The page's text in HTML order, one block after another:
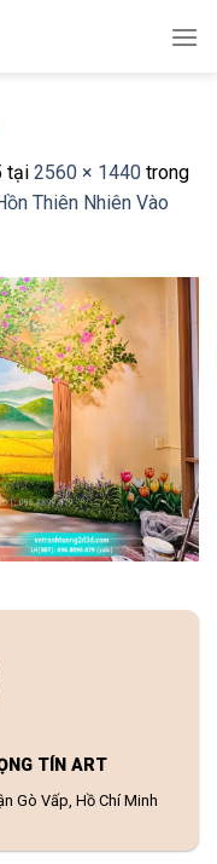
tại 2560 × 1440 trong
Thiên Nhiên Vào
TÍN ART
Gò Vấp, Hồ Chí Minh